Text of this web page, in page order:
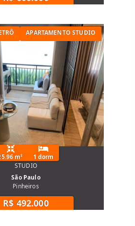
APARTAMENTO STUDIO
m²
1 dorm
STUDIO
São Paulo
Pinheiros
R$ 492.000